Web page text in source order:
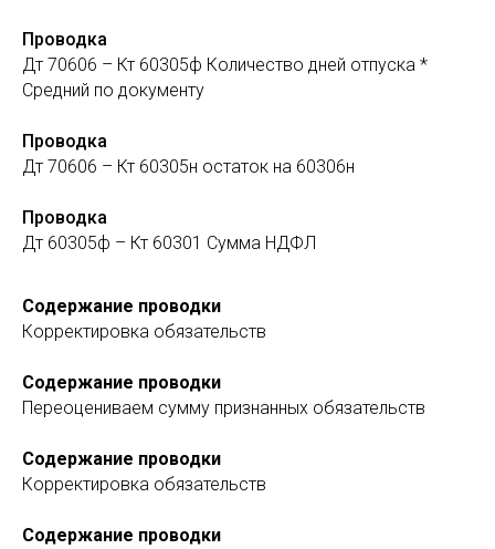
Проводка
Дт 70606 – Кт 60305ф Количество дней отпуска *
Средний по документу
Проводка
Дт 70606 – Кт 60305н остаток на 60306н
Проводка
Дт 60305ф – Кт 60301 Сумма НДФЛ
Содержание проводки
Корректировка обязательств
Содержание проводки
Переоцениваем сумму признанных обязательств
Содержание проводки
Корректировка обязательств
Содержание проводки